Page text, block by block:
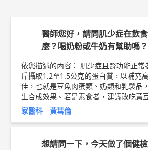
醫師您好，請問肌少症在飲
麼？喝奶粉或牛奶有幫助嗎？
依您描述的內容： 肌少症且腎功能正常
斤攝取1.2至1.5公克的蛋白質，以補充
佳，也就是豆魚肉蛋類、奶類和乳製品
生合成效果。若是素食者，建議改吃黃
豆腐、豆干；另可補充植物性低生物價
綠豆，補足身體所需要的蛋白質。另外
好平均分配在三餐，使其均衡的做肌肉
是有幫助的！ 以上純係觀念交流，一切以醫師實際看診為
家醫科 黃彗倫
想請問一下，今天做了個健